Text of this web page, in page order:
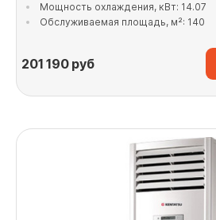
Мощность охлаждения, кВт: 14.07
Обслуживаемая площадь, м²: 140
201 190руб